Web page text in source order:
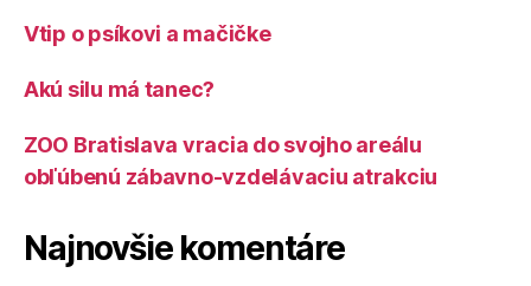
Vtip o psíkovi a mačičke
Akú silu má tanec?
ZOO Bratislava vracia do svojho areálu
obľúbenú zábavno-vzdelávaciu atrakciu
Najnovšie komentáre